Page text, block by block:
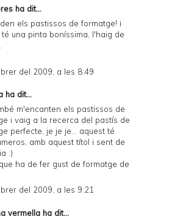
ha dit...
els pastissos de formatge! i
té una pinta boníssima, l'haig de
del 2009, a les 8:49
ha dit...
m'encanten els pastissos de
i vaig a la recerca del pastís de
perfecte, je je je... aquest té
amb aquest títol i sent de
:)
ha de fer gust de formatge de
del 2009, a les 9:21
vermella ha dit...